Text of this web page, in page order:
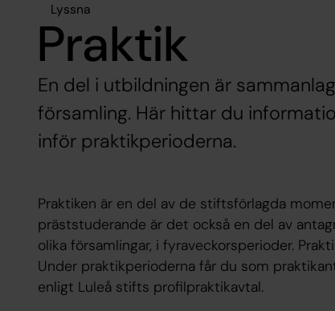
Lyssna
Praktik
En del i utbildningen är
församling. Här hittar du
inför praktikperioderna.
Praktiken är en del av de stiftsförlagda
präststuderande är det också en del av
olika församlingar, i fyraveckorsperioder.
Under praktikperioderna får du som
enligt Luleå stifts profilpraktikavtal.